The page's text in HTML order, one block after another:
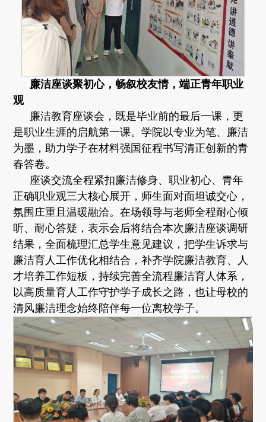
廉洁座谈聚初心，畅叙校友情，端正青年职业
观
廉洁教育座谈会，既是毕业前的最后一课，更
是职业生涯的启航第一课。学院以专业为笔、廉洁
为墨，助力学子在材料强国征程书写清正创新的青
春答卷。
座谈交流全程紧扣廉洁修身、职业初心、青年
正确职业观三大核心展开，师生面对面坦诚交心，
氛围庄重且温暖融洽。在场领导与老师全程耐心倾
听、耐心答疑，表示会后将结合本次廉洁座谈调研
结果，全面梳理汇总学生意见建议，把学生诉求与
廉洁育人工作优化相结合，补齐学院廉洁教育、人
才培养工作短板，持续完善全流程廉洁育人体系，
以高质量育人工作守护学子成长之路，也让母校的
清风廉洁理念始终陪伴每一位离校学子。